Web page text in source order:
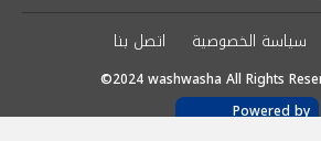
سياسة الخصوصية اتصل بنا
©2024 washwasha All Rights
Powered by